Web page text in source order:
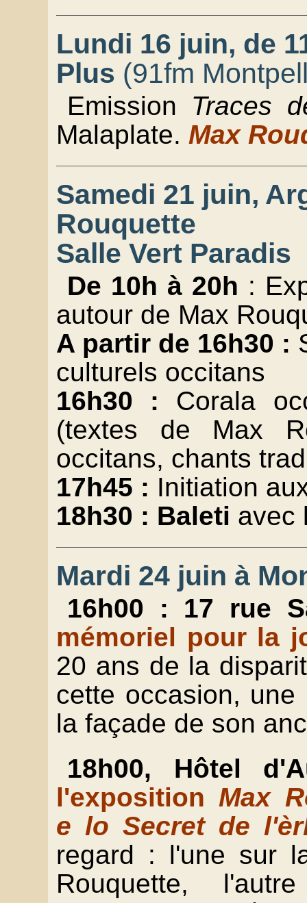
Lundi 16 juin, de
Plus (91fm
Emission Traces
Malaplate. Max
Samedi 21 juin,
Rouquette
Salle Vert Paradis
De 10h à 20h :
autour de Max
A partir de 16h30 :
culturels occitans
16h30 : Corala
(textes de Max
occitans, chants
17h45 : Initiation
18h30 : Baleti avec
Mardi 24 juin à
16h00 : 17 rue
mémoriel pour la
20 ans de la
cette occasion,
la façade de son
18h00, Hôtel
l'exposition Max
e lo Secret de
regard : l'une sur
Rouquette,